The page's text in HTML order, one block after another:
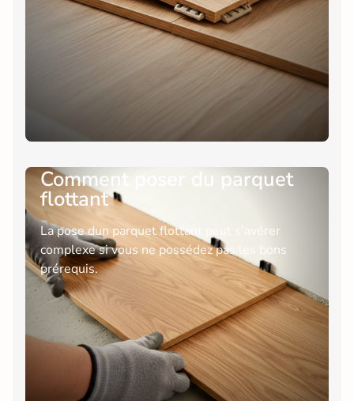
Comment poser du parquet
flottant
La pose dun parquet flottant peut s'avérer
complexe si vous ne possédez pas les bons
prérequis.